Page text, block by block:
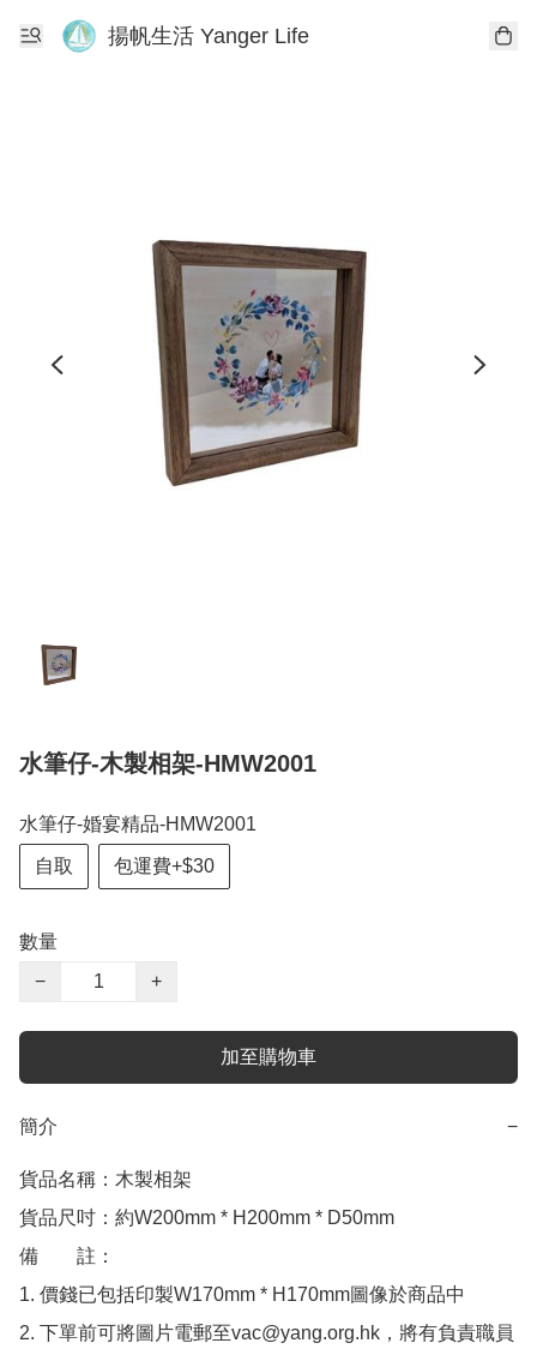
揚帆生活 Yanger Life
水筆仔-木製相架-HMW2001
水筆仔-婚宴精品-HMW2001
自取 包運費+$30
數量
−
+
加至購物車
簡介 −
貨品名稱：木製相架
貨品尺吋：約W200mm * H200mm * D50mm
備　　註：
1. 價錢已包括印製W170mm * H170mm圖像於商品中
2. 下單前可將圖片電郵至vac@yang.org.hk，將有負責職員